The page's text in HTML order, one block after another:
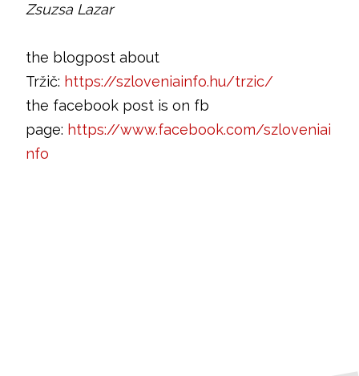
Zsuzsa Lazar
the blogpost about
Tržič: https://szloveniainfo.hu/trzic/
the facebook post is on fb
page: https://www.facebook.com/szloveniai
nfo